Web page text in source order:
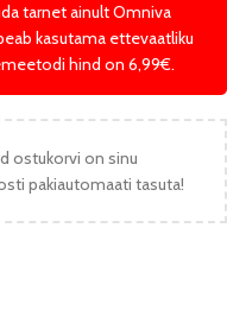
tarnet ainult Omniva
kasutama ettevaatliku
hind on 6,99€.
ostukorvi on sinu
pakiautomaati tasuta!